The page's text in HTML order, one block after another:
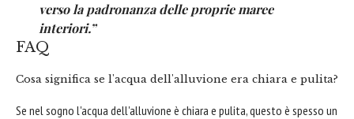
verso la padronanza delle proprie maree
interiori.”
FAQ
Cosa significa se l'acqua dell'alluvione era chiara e pulita?
Se nel sogno l'acqua dell'alluvione è chiara e pulita, questo è spesso un